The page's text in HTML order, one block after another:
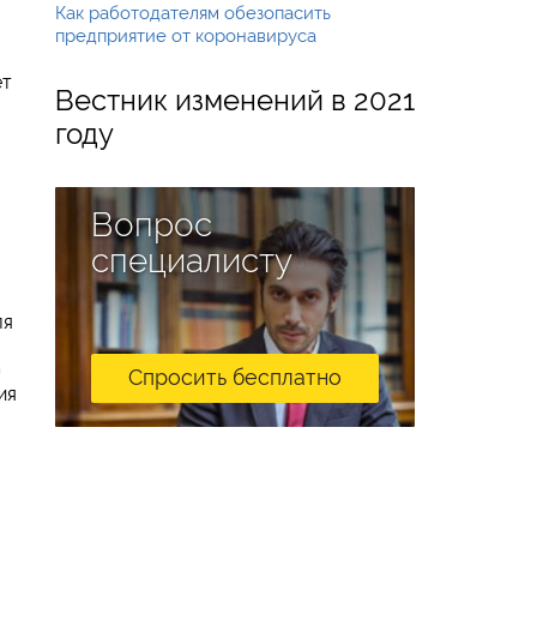
Как работодателям обезопасить
предприятие от коронавируса
Вестник изменений в 2021
году
Вопрос
специалисту
Спросить бесплатно